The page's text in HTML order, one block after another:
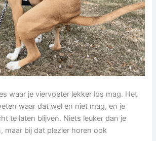
waar je viervoeter lekker los mag. Het
waar dat wel en niet mag, en je
te laten blijven. Niets leuker dan je
maar bij dat plezier horen ook